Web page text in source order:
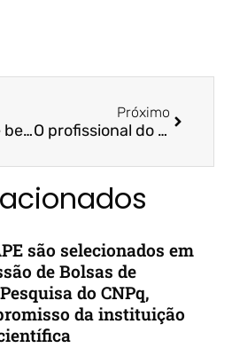
Alimentação e bebidas mais caros – Sim Notícias / Prof.ª Dr.ª Arilda Teixeira
Próximo
O profissional do futuro – A Tribuna / Prof. Dr. Valcemiro Nossa
são selecionados em
de Bolsas de
do CNPq,
da instituição